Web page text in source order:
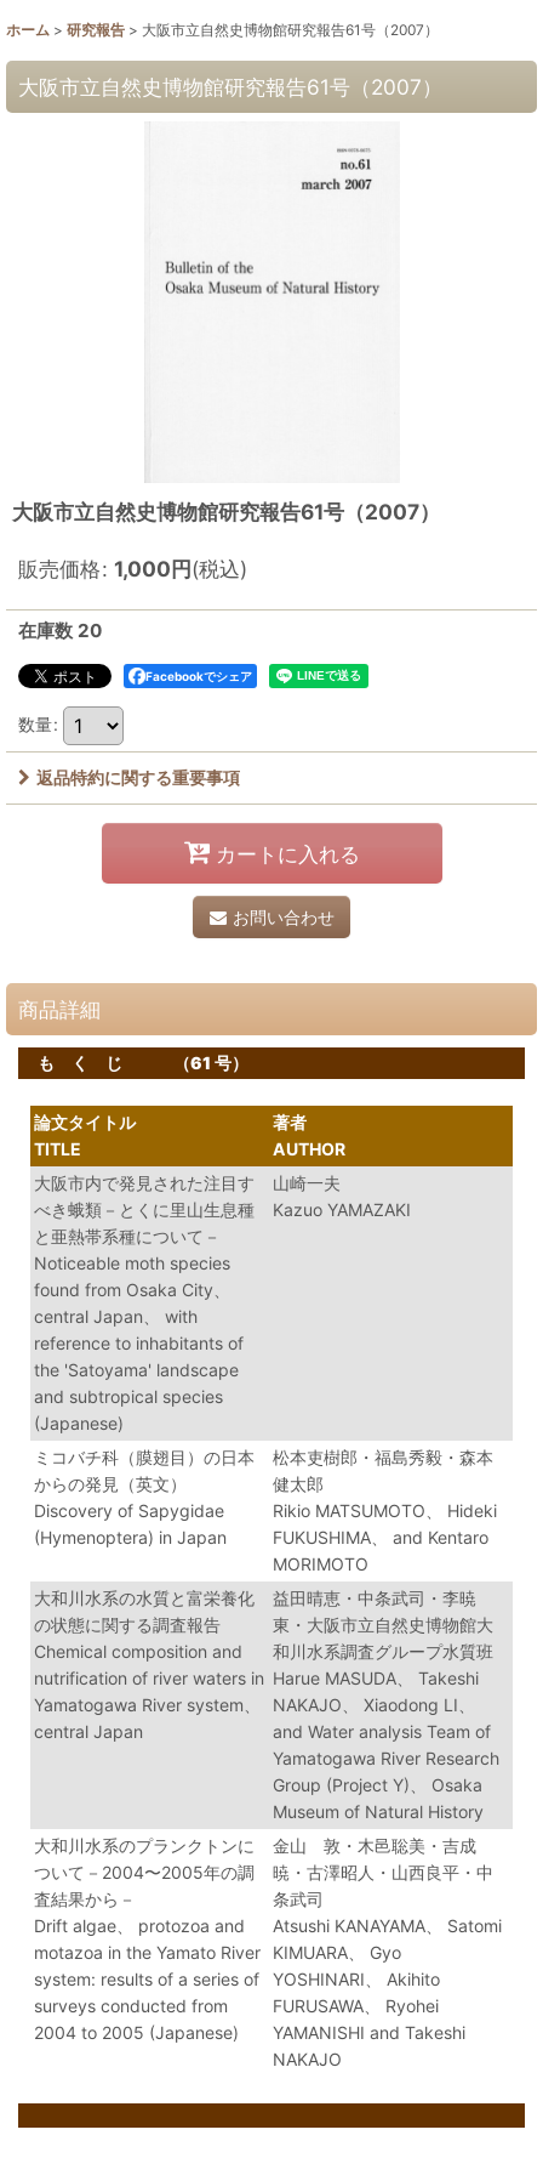
ホーム > 研究報告 > 大阪市立自然史博物館研究報告61号（2007）
大阪市立自然史博物館研究報告61号（2007）
大阪市立自然史博物館研究報告61号（2007）
販売価格: 1,000円(税込)
在庫数 20
Facebookでシェア
数量:
返品特約に関する重要事項
カートに入れる
お問い合わせ
商品詳細
も く じ （61 号）
論文タイトル
TITLE
著者
AUTHOR
大阪市内で発見された注目す
べき蛾類－とくに里山生息種
と亜熱帯系種について－
Noticeable moth species
found from Osaka City、
central Japan、 with
reference to inhabitants of
the 'Satoyama' landscape
and subtropical species
(Japanese)
山崎一夫
Kazuo YAMAZAKI
ミコバチ科（膜翅目）の日本
からの発見（英文）
Discovery of Sapygidae
(Hymenoptera) in Japan
松本吏樹郎・福島秀毅・森本
健太郎
Rikio MATSUMOTO、 Hideki
FUKUSHIMA、 and Kentaro
MORIMOTO
大和川水系の水質と富栄養化
の状態に関する調査報告
Chemical composition and
nutrification of river waters in
Yamatogawa River system、
central Japan
益田晴恵・中条武司・李暁
東・大阪市立自然史博物館大
和川水系調査グループ水質班
Harue MASUDA、 Takeshi
NAKAJO、 Xiaodong LI、
and Water analysis Team of
Yamatogawa River Research
Group (Project Y)、 Osaka
Museum of Natural History
大和川水系のプランクトンに
ついて－2004〜2005年の調
査結果から－
Drift algae、 protozoa and
motazoa in the Yamato River
system: results of a series of
surveys conducted from
2004 to 2005 (Japanese)
金山 敦・木邑聡美・吉成
暁・古澤昭人・山西良平・中
条武司
Atsushi KANAYAMA、 Satomi
KIMUARA、 Gyo
YOSHINARI、 Akihito
FURUSAWA、 Ryohei
YAMANISHI and Takeshi
NAKAJO